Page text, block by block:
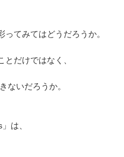
てみてはどうだろうか。
だけではなく、
ないだろうか。
は、